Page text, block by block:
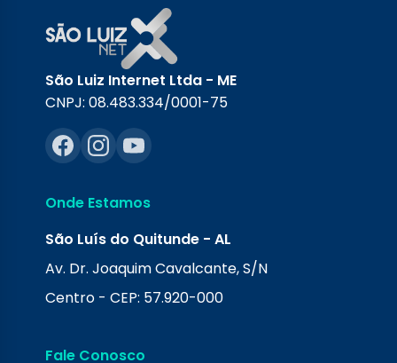
São Luiz Internet Ltda - ME
CNPJ: 08.483.334/0001-75
Onde Estamos
São Luís do Quitunde - AL
Av. Dr. Joaquim Cavalcante, S/N
Centro - CEP: 57.920-000
Fale Conosco